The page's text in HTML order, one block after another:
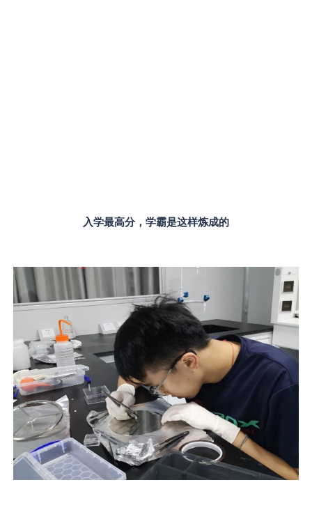
入学最高分，学霸是这样炼成的